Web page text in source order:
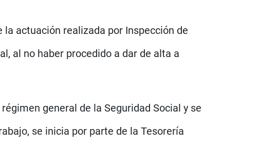
la actuación realizada por Inspección de
al no haber procedido a dar de alta a
general de la Seguridad Social y se
se inicia por parte de la Tesorería